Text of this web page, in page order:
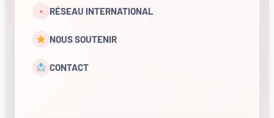
• RÉSEAU INTERNATIONAL
NOUS SOUTENIR
CONTACT